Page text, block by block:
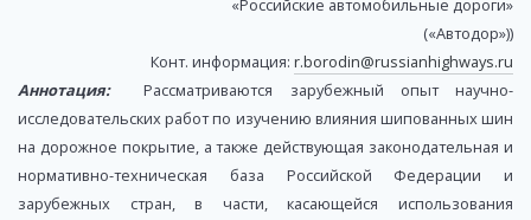
«Российские автомобильные дороги»
(«Автодор»))
Конт. информация: r.borodin@russianhighways.ru
Аннотация:Рассматриваются зарубежный опыт научно-
исследовательских работ по изучению влияния шипованных шин
на дорожное покрытие, а также действующая законодательная и
нормативно-техническая база Российской Федерации и
зарубежных стран, в части, касающейся использования